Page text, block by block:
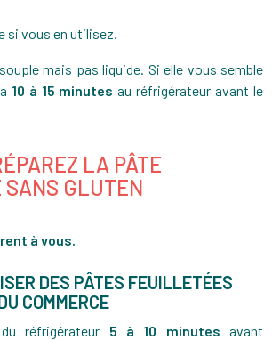
si vous en utilisez.
mais pas liquide. Si elle vous semble
10 à 15 minutes au réfrigérateur avant le
LA PÂTE
GLUTEN
à vous.
DES PÂTES FEUILLETÉES
COMMERCE
réfrigérateur 5 à 10 minutes avant